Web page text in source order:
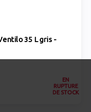
35 L gris -
EN
RUPTURE
DE STOCK